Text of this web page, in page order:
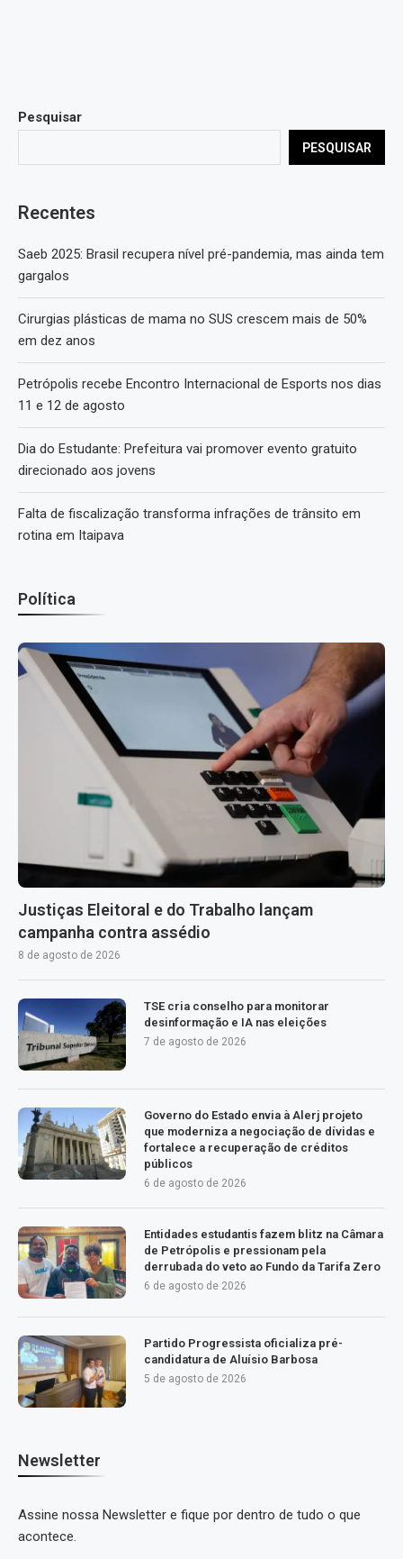
Pesquisar
PESQUISAR
Recentes
Saeb 2025: Brasil recupera nível pré-pandemia, mas ainda tem
gargalos
Cirurgias plásticas de mama no SUS crescem mais de 50%
em dez anos
Petrópolis recebe Encontro Internacional de Esports nos dias
11 e 12 de agosto
Dia do Estudante: Prefeitura vai promover evento gratuito
direcionado aos jovens
Falta de fiscalização transforma infrações de trânsito em
rotina em Itaipava
Política
Justiças Eleitoral e do Trabalho lançam
campanha contra assédio
8 de agosto de 2026
TSE cria conselho para monitorar
desinformação e IA nas eleições
7 de agosto de 2026
Governo do Estado envia à Alerj projeto
que moderniza a negociação de dívidas e
fortalece a recuperação de créditos
públicos
6 de agosto de 2026
Entidades estudantis fazem blitz na Câmara
de Petrópolis e pressionam pela
derrubada do veto ao Fundo da Tarifa Zero
6 de agosto de 2026
Partido Progressista oficializa pré-
candidatura de Aluísio Barbosa
5 de agosto de 2026
Newsletter
Assine nossa Newsletter e fique por dentro de tudo o que
acontece.